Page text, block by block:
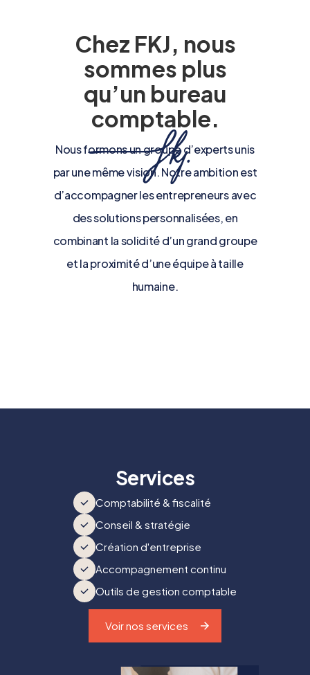
Chez FKJ, nous
sommes plus
qu’un bureau
comptable.
Nous formons un groupe d’experts unis
par une même vision. Notre ambition est
d’accompagner les entrepreneurs avec
des solutions personnalisées, en
combinant la solidité d’un grand groupe
et la proximité d’une équipe à taille
humaine.
Services
Comptabilité & fiscalité
Conseil & stratégie
Création d'entreprise
Accompagnement continu
Outils de gestion comptable
Voir nos services